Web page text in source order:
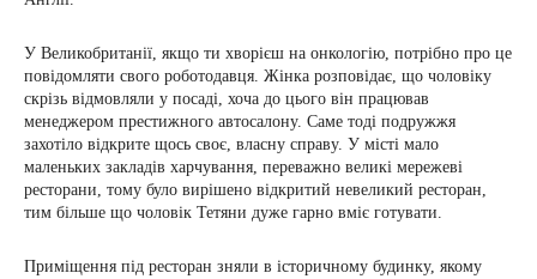
У Великобританії, якщо ти хворієш на онкологію, потрібно про це
повідомляти свого роботодавця. Жінка розповідає, що чоловіку
скрізь відмовляли у посаді, хоча до цього він працював
менеджером престижного автосалону. Саме тоді подружжя
захотіло відкрите щось своє, власну справу. У місті мало
маленьких закладів харчування, переважно великі мережеві
ресторани, тому було вирішено відкритий невеликий ресторан,
тим більше що чоловік Тетяни дуже гарно вміє готувати.
Приміщення під ресторан зняли в історичному будинку, якому